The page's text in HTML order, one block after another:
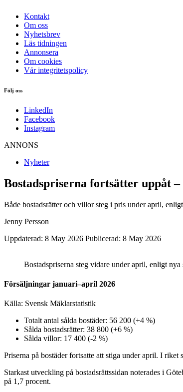
Kontakt
Om oss
Nyhetsbrev
Läs tidningen
Annonsera
Om cookies
Vår integritetspolicy
Följ oss
LinkedIn
Facebook
Instagram
ANNONS
Nyheter
Bostadspriserna fortsätter uppåt
Både bostadsrätter och villor steg i pris under april,
Jenny Persson
Uppdaterad: 8 May 2026 Publicerad: 8 May 2026
Bostadspriserna steg vidare under april, enligt
Försäljningar januari–april 2026
Källa: Svensk Mäklarstatistik
Totalt antal sålda bostäder: 56 200 (+4 %)
Sålda bostadsrätter: 38 800 (+6 %)
Sålda villor: 17 400 (-2 %)
Priserna på bostäder fortsatte att stiga under april. I
Starkast utveckling på bostadsrättssidan noterades i
på 1,7 procent.